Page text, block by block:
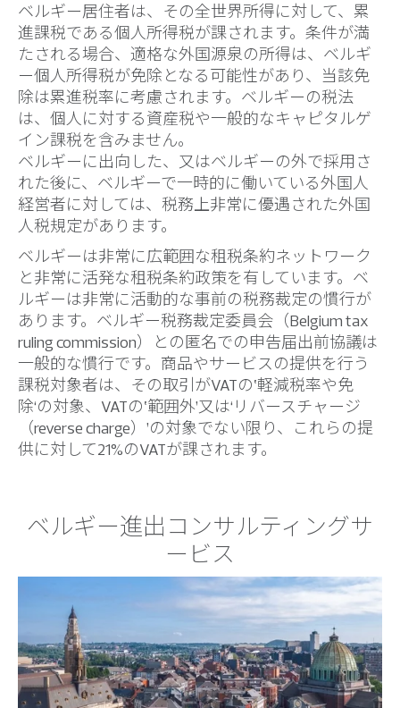
ベルギー居住者は、その全世界所得に対して、累
進課税である個人所得税が課されます。条件が満
たされる場合、適格な外国源泉の所得は、ベルギ
ー個人所得税が免除となる可能性があり、当該免
除は累進税率に考慮されます。ベルギーの税法
は、個人に対する資産税や一般的なキャピタルゲ
イン課税を含みません。
ベルギーに出向した、又はベルギーの外で採用さ
れた後に、ベルギーで一時的に働いている外国人
経営者に対しては、税務上非常に優遇された外国
人税規定があります。
ベルギーは非常に広範囲な租税条約ネットワーク
と非常に活発な租税条約政策を有しています。ベ
ルギーは非常に活動的な事前の税務裁定の慣行が
あります。ベルギー税務裁定委員会（Belgium tax
ruling commission）との匿名での申告届出前協議は
一般的な慣行です。商品やサービスの提供を行う
課税対象者は、その取引がVATの‛軽減税率や免
除‘の対象、VATの‛範囲外’又は‘リバースチャージ
（reverse charge）’の対象でない限り、これらの提
供に対して21%のVATが課されます。
ベルギー進出コンサルティングサ
ービス